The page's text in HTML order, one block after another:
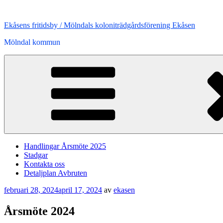
innehåll
Ekåsens fritidsby / Mölndals koloniträdgårdsförening Ekåsen
Mölndal kommun
Handlingar Årsmöte 2025
Stadgar
Kontakta oss
Detaljplan Avbruten
Publicerat
februari 28, 2024april 17, 2024 av ekasen
Årsmöte 2024